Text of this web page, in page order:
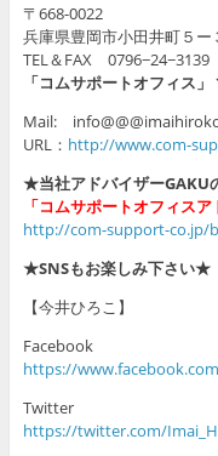
〒668-0022
兵庫県豊岡市小田井町５ー
TEL＆FAX 0796−24−3139
「コムサポートオフィス」
Mail:
URL： http://www.com-
★当社アドバイザーGAKU
「コムサポートオフィス
http://com-support-co.jp/
★SNSもお楽しみ下さい★
【今井ひろこ】
Facebook
https://
Twitter
https://twitter.com/